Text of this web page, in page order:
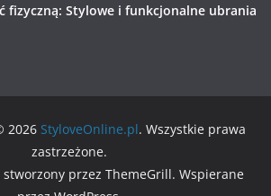
fizyczną: Stylowe i funkcjonalne ubrania
2026 StyloveOnline.pl. Wszystkie prawa
zastrzeżone.
przez ThemeGrill. Wspierane